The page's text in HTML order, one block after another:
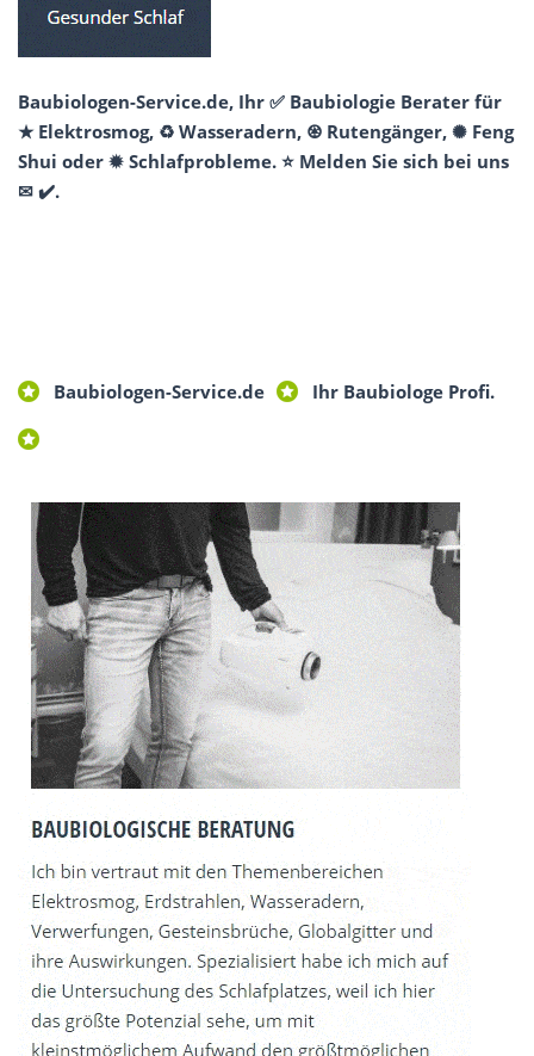
Baubiologen-Service.de, Ihr ✅ Baubiologie Berater für
★ Elektrosmog, ♻ Wasseradern, ♼ Rutengänger, ✺ Feng
Shui oder ✹ Schlafprobleme. ⭐ Melden Sie sich bei uns
✉ ✔️.
Baubiologen-Service.de Ihr Baubiologe Profi.